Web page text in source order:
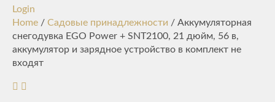
Login
Home / Садовые принадлежности / Аккумуляторная
снегодувка EGO Power + SNT2100, 21 дюйм, 56 в,
аккумулятор и зарядное устройство в комплект не
входят